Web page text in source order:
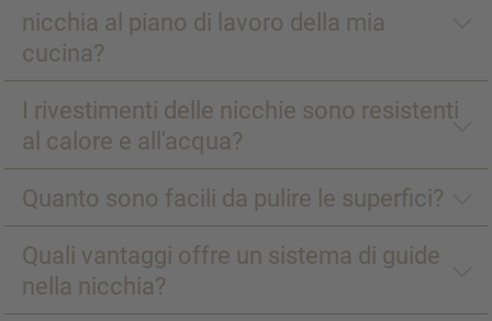
nicchia al piano di lavoro della mia
cucina?
I rivestimenti delle nicchie sono resistenti
al calore e all'acqua?
Quanto sono facili da pulire le superfici?
Quali vantaggi offre un sistema di guide
nella nicchia?